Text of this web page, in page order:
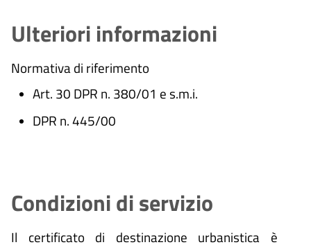
Ulteriori informazioni
Normativa di riferimento
Art. 30 DPR n. 380/01 e s.m.i.
DPR n. 445/00
Condizioni di servizio
Il certificato di destinazione urbanistica è